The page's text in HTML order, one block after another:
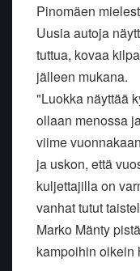
Pinomäen
Uusia autoja
tuttua, kovaa
jälleen mukana.
"Luokka näyttää
ollaan menossa
viime
ja uskon, että
kuljettajilla on
vanhat tutut
Marko Mänty
kampoihin oikein